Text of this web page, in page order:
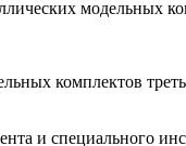
модельных
комплектов
и специального